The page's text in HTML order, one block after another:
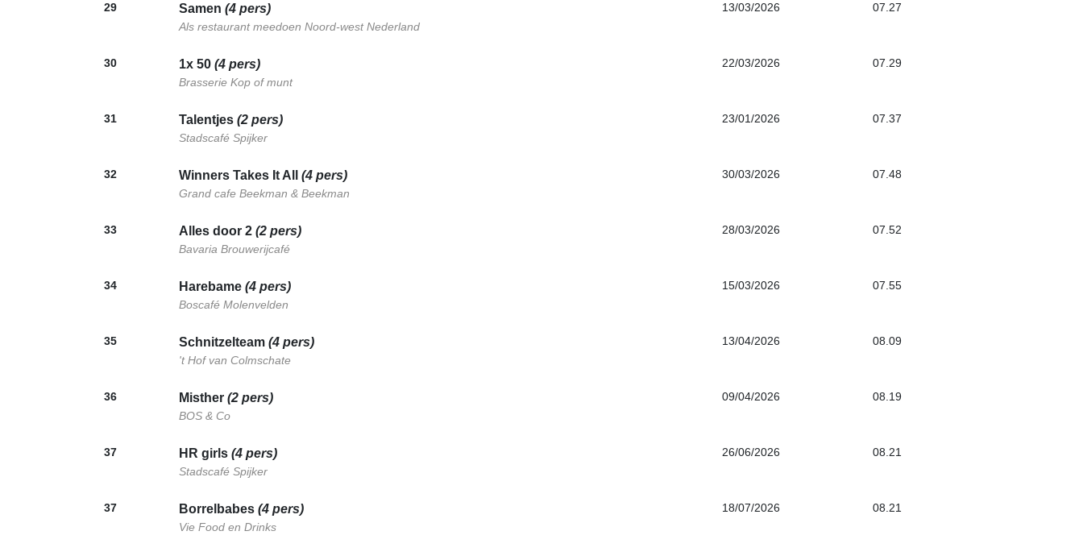
29 Samen (4 pers)
Als restaurant meedoen Noord-west Nederland
13/03/2026 07.27
30 1x 50 (4 pers)
Brasserie Kop of munt
22/03/2026 07.29
31 Talentjes (2 pers)
Stadscafé Spijker
23/01/2026 07.37
32 Winners Takes It All (4 pers)
Grand cafe Beekman & Beekman
30/03/2026 07.48
33 Alles door 2 (2 pers)
Bavaria Brouwerijcafé
28/03/2026 07.52
34 Harebame (4 pers)
Boscafé Molenvelden
15/03/2026 07.55
35 Schnitzelteam (4 pers)
't Hof van Colmschate
13/04/2026 08.09
36 Misther (2 pers)
BOS & Co
09/04/2026 08.19
37 HR girls (4 pers)
Stadscafé Spijker
26/06/2026 08.21
37 Borrelbabes (4 pers)
Vie Food en Drinks
18/07/2026 08.21